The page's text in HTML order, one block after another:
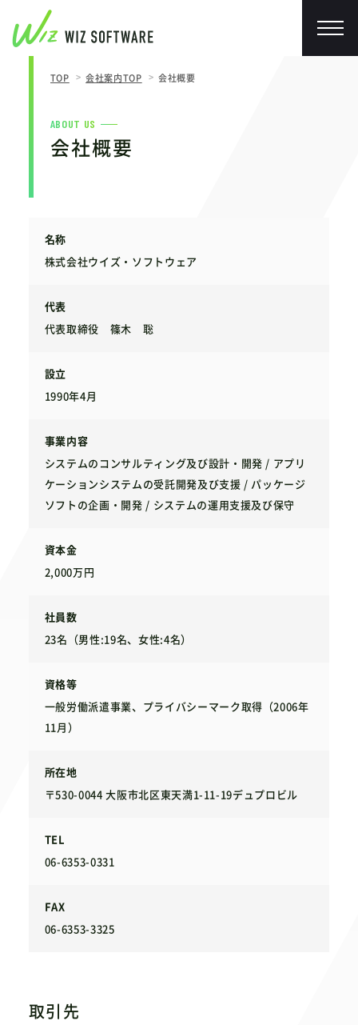
TOP 会社案内TOP 会社概要
ABOUT US
会社概要
名称
株式会社ウイズ・ソフトウェア
代表
代表取締役 篠木 聡
設立
1990年4月
事業内容
システムのコンサルティング及び設計・開発 / アプリ
ケーションシステムの受託開発及び支援 / パッケージ
ソフトの企画・開発 / システムの運用支援及び保守
資本金
2,000万円
社員数
23名（男性:19名、女性:4名）
資格等
一般労働派遣事業、プライバシーマーク取得（2006年
11月）
所在地
〒530-0044 大阪市北区東天満1-11-19デュプロビル
TEL
06-6353-0331
FAX
06-6353-3325
取引先